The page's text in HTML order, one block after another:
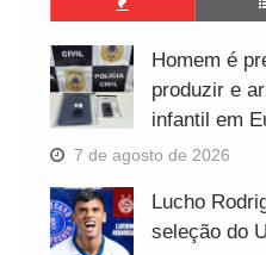
Homem é
produzir e
infantil em
7 de agosto de 2026
Lucho
seleção do